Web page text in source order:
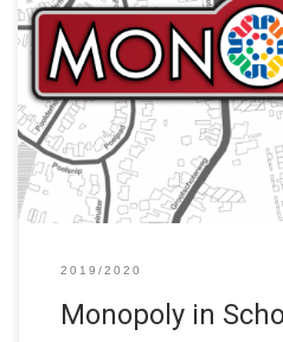
Afgelopen weken konden we
maar we hebben niet stilgezeten.
volwassenen in Budel-Schoot en
weer een nieuwe speurtocht
Hoe werkt het?– Pak je telefoon
naar https://jnbs.nl/monopoly.–
2019/2020
Monopoly in